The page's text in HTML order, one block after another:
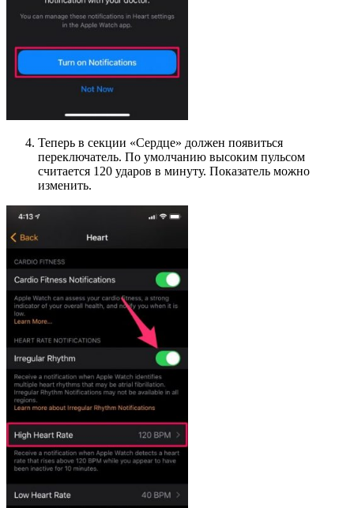
Теперь в секции «Сердце» должен появиться
переключатель. По умолчанию высоким пульсом
считается 120 ударов в минуту. Показатель можно
изменить.